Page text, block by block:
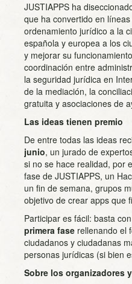
JUSTIAPPS ha
que ha convertido en
ordenamiento jurídico a la
española y europea a los
y mejorar su
coordinación entre
la seguridad jurídica en
de la mediación, la
gratuita y asociaciones de
Las ideas tienen premio
De entre todas las ideas
junio, un jurado de
si no se hace realidad, por
fase de JUSTIAPPS, un
un fin de semana, grupos
objetivo de crear apps que
Participar es fácil: basta
primera fase rellenando el
ciudadanos y ciudadanas
personas jurídicas (si bien
Sobre los organizadores